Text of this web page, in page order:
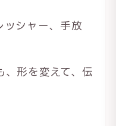
ッシャー、手放
、形を変えて、伝